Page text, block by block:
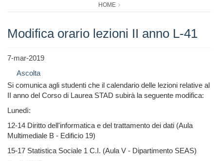
HOME
Modifica orario lezioni II anno L-41
7-mar-2019
Ascolta
Si comunica agli studenti che il calendario delle lezioni relative al
II anno del Corso di Laurea STAD subirà la seguente modifica:
Lunedì:
12-14 Diritto dell'informatica e del trattamento dei dati (Aula
Multimediale B - Edificio 19)
15-17 Statistica Sociale 1 C.I. (Aula V - Dipartimento SEAS)